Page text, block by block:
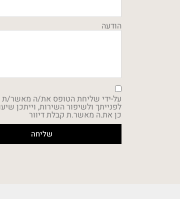
הודעה
על-ידי שליחת הטופס את/ה מאשר/
כן את.ה מאשר.ת קבלת דיוור
שליחה